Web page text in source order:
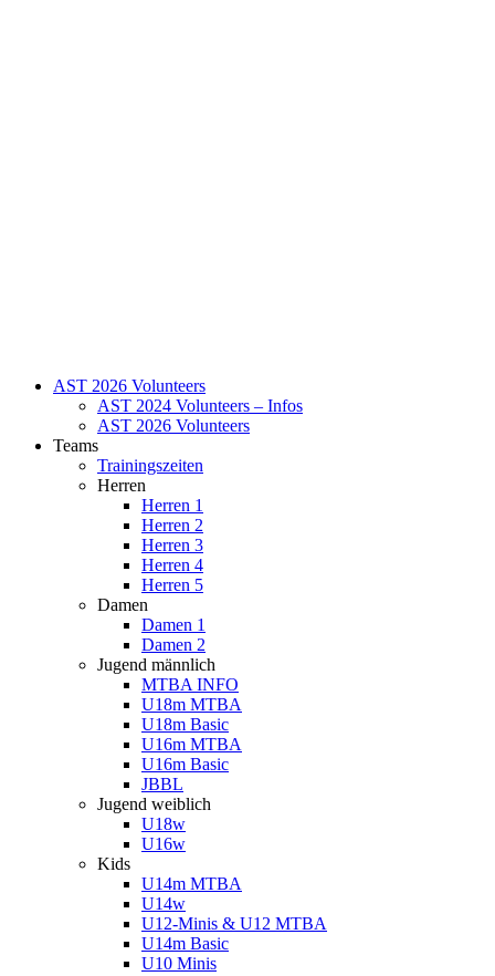
AST 2026 Volunteers
AST 2024 Volunteers – Infos
AST 2026 Volunteers
Teams
Trainingszeiten
Herren
Herren 1
Herren 2
Herren 3
Herren 4
Herren 5
Damen
Damen 1
Damen 2
Jugend männlich
MTBA INFO
U18m MTBA
U18m Basic
U16m MTBA
U16m Basic
JBBL
Jugend weiblich
U18w
U16w
Kids
U14m MTBA
U14w
U12-Minis & U12 MTBA
U14m Basic
U10 Minis